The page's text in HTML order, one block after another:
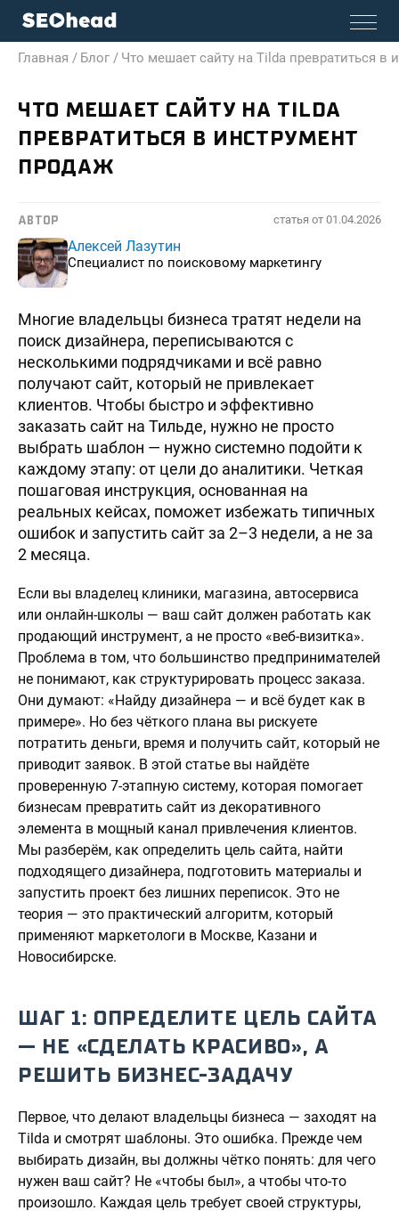
Главная / Блог / Что мешает сайту на Tilda превратиться в
ЧТО МЕШАЕТ САЙТУ НА TILDA
ПРЕВРАТИТЬСЯ В ИНСТРУМЕНТ
ПРОДАЖ
АВТОР статья от 01.04.2026
Алексей Лазутин
Специалист по поисковому маркетингу
Многие владельцы бизнеса тратят недели на
поиск дизайнера, переписываются с
несколькими подрядчиками и всё равно
получают сайт, который не привлекает
клиентов. Чтобы быстро и эффективно
заказать сайт на Тильде, нужно не просто
выбрать шаблон — нужно системно подойти к
каждому этапу: от цели до аналитики. Четкая
пошаговая инструкция, основанная на
реальных кейсах, поможет избежать типичных
ошибок и запустить сайт за 2–3 недели, а не за
2 месяца.
Если вы владелец клиники, магазина, автосервиса
или онлайн-школы — ваш сайт должен работать как
продающий инструмент, а не просто «веб-визитка».
Проблема в том, что большинство предпринимателей
не понимают, как структурировать процесс заказа.
Они думают: «Найду дизайнера — и всё будет как в
примере». Но без чёткого плана вы рискуете
потратить деньги, время и получить сайт, который не
приводит заявок. В этой статье вы найдёте
проверенную 7-этапную систему, которая помогает
бизнесам превратить сайт из декоративного
элемента в мощный канал привлечения клиентов.
Мы разберём, как определить цель сайта, найти
подходящего дизайнера, подготовить материалы и
запустить проект без лишних переписок. Это не
теория — это практический алгоритм, который
применяют маркетологи в Москве, Казани и
Новосибирске.
ШАГ 1: ОПРЕДЕЛИТЕ ЦЕЛЬ САЙТА
— НЕ «СДЕЛАТЬ КРАСИВО», А
РЕШИТЬ БИЗНЕС-ЗАДАЧУ
Первое, что делают владельцы бизнеса — заходят на
Tilda и смотрят шаблоны. Это ошибка. Прежде чем
выбирать дизайн, вы должны чётко понять: для чего
нужен ваш сайт? Не «чтобы был», а чтобы что-то
произошло. Каждая цель требует своей структуры,